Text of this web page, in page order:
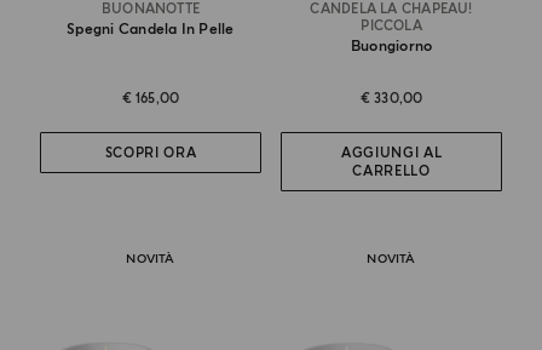
BUONANOTTE
Spegni Candela In Pelle
€ 165,00
SCOPRI ORA
CANDELA LA CHAPEAU!
PICCOLA
Buongiorno
€ 330,00
AGGIUNGI AL
CARRELLO
NOVITÀ NOVITÀ